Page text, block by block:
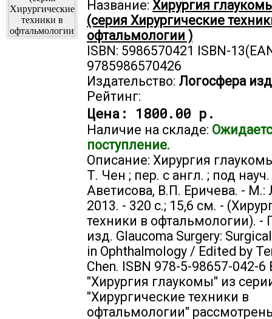
Название: Хирургия
(серия Хирургические
офтальмологии )
ISBN: 5986570421 ISBN-
9785986570426
Издательство: Логосфера
Рейтинг:
Цена: 1800.00 р.
Наличие на складе:
поступление.
Описание: Хирургия
Т. Чен ; пер. с англ. ; под
Аветисова, В.П. Еричева. - М.:
2013. - 320 с.; 15,6 см. -
техники в офтальмологии). -
изд. Glaucoma Surgery:
in Ophthalmology / Edited by
Chen. ISBN 978-5-98657-042-6
"Хирургия глаукомы" из
"Хирургические техники в
офтальмологии"